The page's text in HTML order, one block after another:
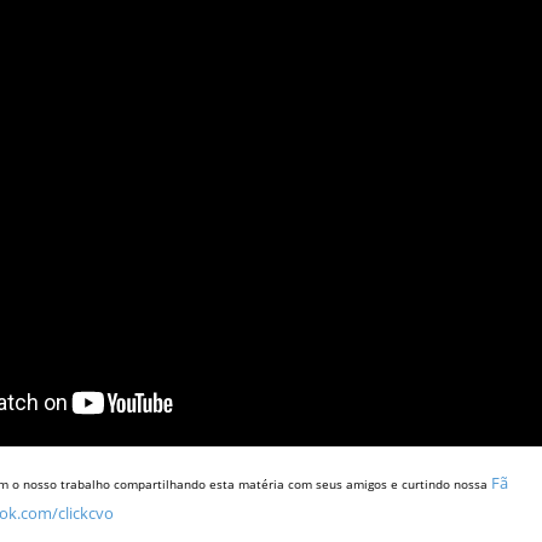
o nosso trabalho compartilhando esta matéria com seus amigos e curtindo nossa Fã
clickcvo